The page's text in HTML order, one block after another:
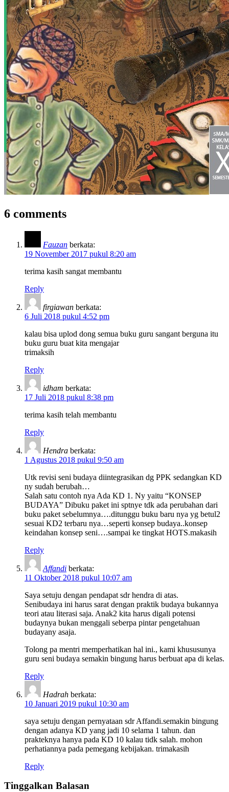
6 comments
Fauzan berkata:
19 November 2017 pukul 8:20 am
terima kasih sangat membantu
Reply
firgiawan berkata:
6 Juli 2018 pukul 4:52 pm
kalau bisa uplod dong semua buku guru sangant berguna itu
buku guru buat kita mengajar
trimaksih
Reply
idham berkata:
17 Juli 2018 pukul 8:38 pm
terima kasih telah membantu
Reply
Hendra berkata:
1 Agustus 2018 pukul 9:50 am
Utk revisi seni budaya diintegrasikan dg PPK sedangkan KD
ny sudah berubah…
Salah satu contoh nya Ada KD 1. Ny yaitu “KONSEP
BUDAYA” Dibuku paket ini sptnye tdk ada perubahan dari
buku paket sebelumnya….ditunggu buku baru nya yg betul2
sesuai KD2 terbaru nya…seperti konsep budaya..konsep
keindahan konsep seni….sampai ke tingkat HOTS.makasih
Reply
Affandi berkata:
11 Oktober 2018 pukul 10:07 am
Saya setuju dengan pendapat sdr hendra di atas.
Senibudaya ini harus sarat dengan praktik budaya bukannya
teori atau literasi saja. Anak2 kita harus digali potensi
budaynya bukan menggali seberpa pintar pengetahuan
budayany asaja.
Tolong pa mentri memperhatikan hal ini., kami khususunya
guru seni budaya semakin bingung harus berbuat apa di kelas.
Reply
Hadrah berkata:
10 Januari 2019 pukul 10:30 am
saya setuju dengan pernyataan sdr Affandi.semakin bingung
dengan adanya KD yang jadi 10 selama 1 tahun. dan
prakteknya hanya pada KD 10 kalau tidk salah. mohon
perhatiannya pada pemegang kebijakan. trimakasih
Reply
Tinggalkan Balasan